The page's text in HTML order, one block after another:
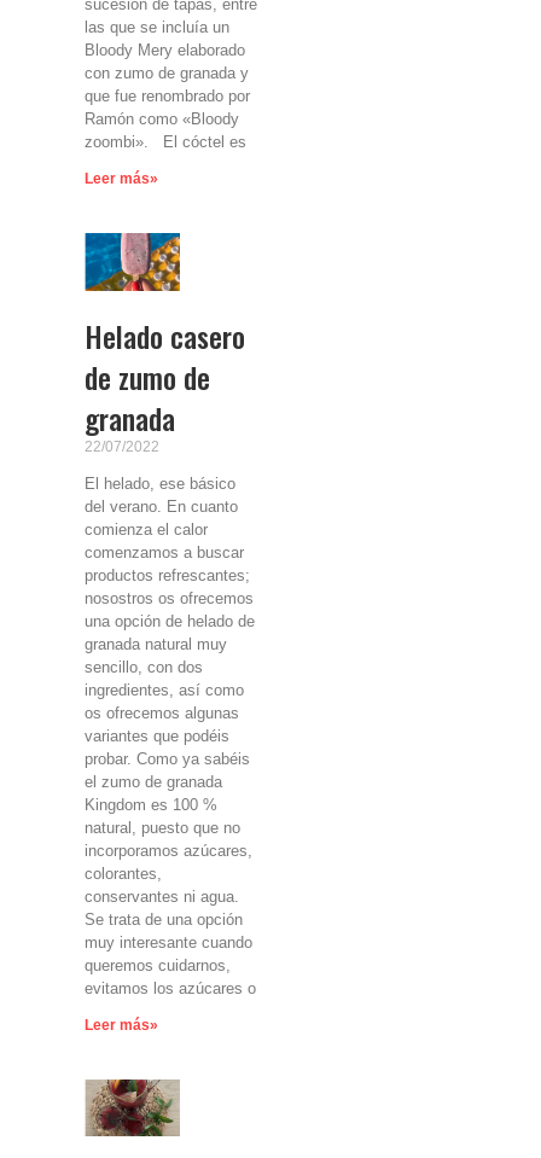
sucesión de tapas, entre
las que se incluía un
Bloody Mery elaborado
con zumo de granada y
que fue renombrado por
Ramón como «Bloody
zoombi». El cóctel es
Leer más»
Helado casero
de zumo de
granada
22/07/2022
El helado, ese básico
del verano. En cuanto
comienza el calor
comenzamos a buscar
productos refrescantes;
nosostros os ofrecemos
una opción de helado de
granada natural muy
sencillo, con dos
ingredientes, así como
os ofrecemos algunas
variantes que podéis
probar. Como ya sabéis
el zumo de granada
Kingdom es 100 %
natural, puesto que no
incorporamos azúcares,
colorantes,
conservantes ni agua.
Se trata de una opción
muy interesante cuando
queremos cuidarnos,
evitamos los azúcares o
Leer más»